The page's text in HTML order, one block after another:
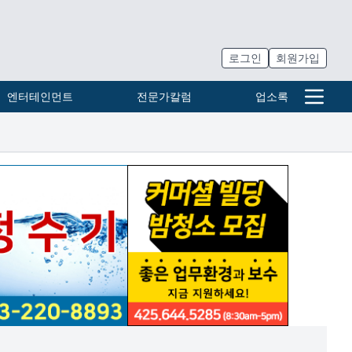
로그인 회원가입
엔터테인먼트 전문가칼럼 업소록